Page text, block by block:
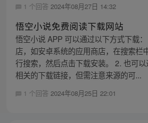
1 个回答 2024年08月27日 14:32
悟空小说免费阅读下载网站
悟空小说 APP 可以通过以下方式下载
店，如安卓系统的应用商店，在搜索栏
行搜索，然后点击下载安装。 2. 也可
相关的下载链接，但需注意来源的可...
1 个回答 2024年08月25日 22:01